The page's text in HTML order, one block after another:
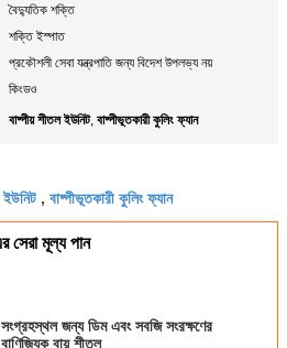
বৈদ্যুতিক শক্তি
শক্তি ইস্পাত
প্রকৌশলী সেবা যন্ত্রপাতি জন্য বিদেশ উপলভ্য নয়
কিংডও
বাষ্পীয় শীতল ইউনিট, বাষ্পীভূতকারী কুলিং ফ্যান
, বাষ্পীভূতকারী কুলিং ফ্যান
সেরা মূল্য পান
সংগ্রহস্থল জন্য ডিম এবং সবজি সংরক্ষণের
বায়ু শীতল